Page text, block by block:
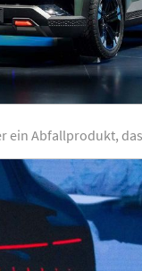
ein Abfallprodukt,